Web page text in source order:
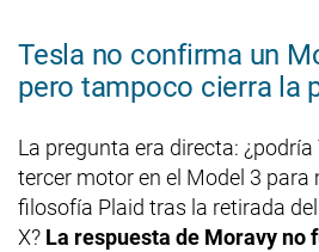
Tesla no confirma un
pero tampoco cierra la
La pregunta era directa:
tercer motor en el Model 3 para
filosofía Plaid tras la retirada
X? La respuesta de Moravy no